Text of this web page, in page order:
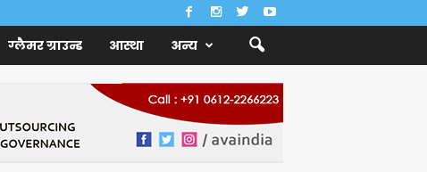
ग्लैमर ग्राउन्ड आस्था अन्य